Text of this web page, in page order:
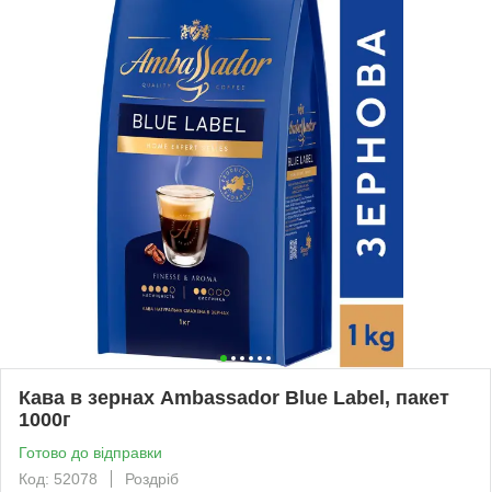
Кава в зернах Ambassador Blue Label, пакет
1000г
Готово до відправки
Код: 52078
Роздріб